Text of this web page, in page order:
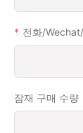
전화/
잠재 구매 수량